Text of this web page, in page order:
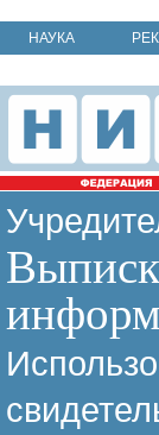
НАУКА